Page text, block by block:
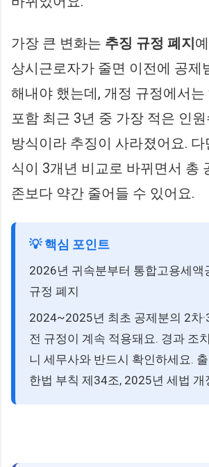
가장 큰 변화는 추징 규정 폐지
상시근로자가 줄면 이전에 공제
해내야 했는데, 개정 규정에서는
포함 최근 3년 중 가장 적은 인
방식이라 추징이 사라졌어요.
식이 3개년 비교로 바뀌면서 총
존보다 약간 줄어들 수 있어요.
💡 핵심 포인트
2026년 귀속분부터 통합고용세액
규정 폐지
2024~2025년 최초 공제분의 2차
전 규정이 계속 적용돼요. 경과 조
니 세무사와 반드시 확인하세요.
한법 부칙 제34조, 2025년 세법 개